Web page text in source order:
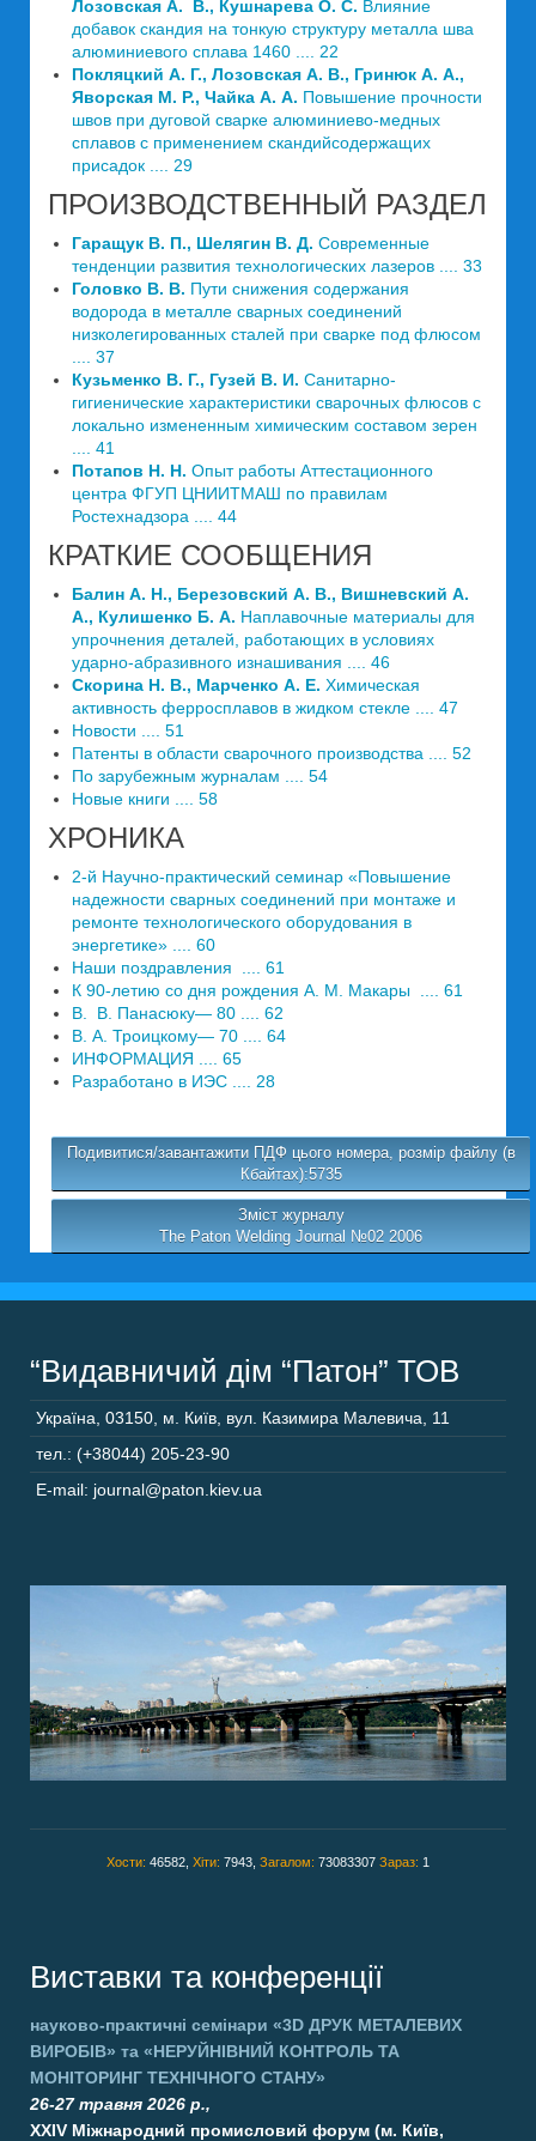
Лозовская A.
В., Кушнарева О. С. Влияние
добавок скандия на тонкую структуру металла шва
алюминиевого сплава 1460 .... 22
Покляцкий А. Г., Лозовская А. В., Гринюк А. А.,
Яворская М. Р., Чайка А. А. Повышение прочности
швов при дуговой сварке алюминиево-медных
сплавов с применением скандийсодержащих
присадок .... 29
ПРОИЗВОДСТВЕННЫЙ РАЗДЕЛ
Гаращук В. П., Шелягин В. Д. Современные
тенденции развития технологических лазеров .... 33
Головко В. В. Пути снижения содержания
водорода в металле сварных соединений
низколегированных сталей при сварке под флюсом
.... 37
Кузьменко В. Г., Гузей В. И. Санитарно-
гигиенические характеристики сварочных флюсов с
локально измененным химическим составом зерен
.... 41
Потапов Н. Н. Опыт работы Аттестационного
центра ФГУП ЦНИИТМАШ по правилам
Ростехнадзора .... 44
КРАТКИЕ СООБЩЕНИЯ
Балин А. Н., Березовский А. В., Вишневский А.
А., Кулишенко Б. А. Наплавочные материалы для
упрочнения деталей, работающих в условиях
ударно-абразивного изнашивания .... 46
Скорина Н. В., Марченко А. Е. Химическая
активность ферросплавов в жидком стекле .... 47
Новости .... 51
Патенты в области сварочного производства .... 52
По зарубежным журналам .... 54
Новые книги .... 58
ХРОНИКА
2-й Научно-практический семинар «Повышение
надежности сварных соединений при монтаже и
ремонте технологического оборудования в
энергетике» .... 60
Наши поздравления .... 61
К 90-летию со дня рождения А. М. Макары .... 61
B. В. Панасюку— 80 .... 62
В. А. Троицкому— 70 .... 64
ИНФОРМАЦИЯ .... 65
Разработано в ИЭС .... 28
Подивитися/завантажити ПДФ цього номера, розмір файлу (в
Кбайтах):5735
Зміст журналу
The Paton Welding Journal №02 2006
“Видавничий дім “Патон” ТОВ
Україна 03150 м. Київ, вул. Казимира Малевича, 11
тел.: (+38044) 205-23-90
E-mail: journal@paton.kiev.ua
Хости: 46582, Хіти: 7943, Загалом: 73083307 Зараз: 1
Виставки та конференції
науково-практичні семінари «3D ДРУК МЕТАЛЕВИХ
ВИРОБІВ» та «НЕРУЙНІВНИЙ КОНТРОЛЬ ТА
МОНІТОРИНГ ТЕХНІЧНОГО СТАНУ»
26-27 травня 2026 р.,
XXIV Міжнародний промисловий форум (м. Київ,